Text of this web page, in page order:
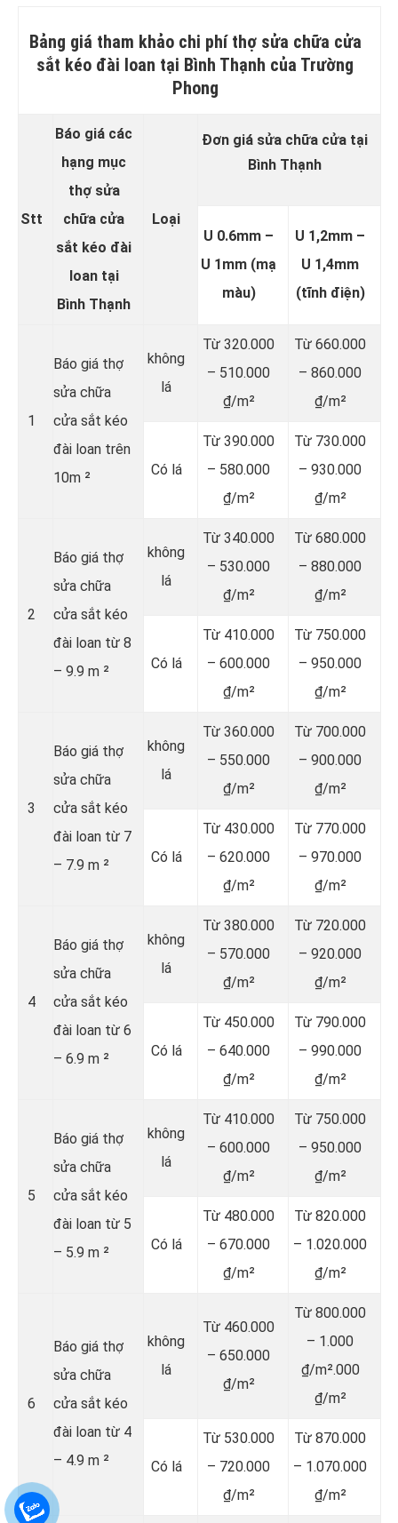
Bảng giá tham khảo chi phí thợ sửa chữa cửa
sắt kéo đài loan tại Bình Thạnh của Trường
Phong
Stt
Báo giá các
hạng mục
thợ sửa
chữa cửa
sắt kéo đài
loan tại
Bình Thạnh
Loại
Đơn giá sửa chữa cửa tại
Bình Thạnh
U 0.6mm –
U 1mm (mạ
màu)
U 1,2mm –
U 1,4mm
(tĩnh điện)
1
Báo giá thợ
sửa chữa
cửa sắt kéo
đài loan trên
10m ²
không
lá
Từ 320.000
– 510.000
₫/m²
Từ 660.000
– 860.000
₫/m²
Có lá
Từ 390.000
– 580.000
₫/m²
Từ 730.000
– 930.000
₫/m²
2
Báo giá thợ
sửa chữa
cửa sắt kéo
đài loan từ 8
– 9.9 m ²
không
lá
Từ 340.000
– 530.000
₫/m²
Từ 680.000
– 880.000
₫/m²
Có lá
Từ 410.000
– 600.000
₫/m²
Từ 750.000
– 950.000
₫/m²
3
Báo giá thợ
sửa chữa
cửa sắt kéo
đài loan từ 7
– 7.9 m ²
không
lá
Từ 360.000
– 550.000
₫/m²
Từ 700.000
– 900.000
₫/m²
Có lá
Từ 430.000
– 620.000
₫/m²
Từ 770.000
– 970.000
₫/m²
4
Báo giá thợ
sửa chữa
cửa sắt kéo
đài loan từ 6
– 6.9 m ²
không
lá
Từ 380.000
– 570.000
₫/m²
Từ 720.000
– 920.000
₫/m²
Có lá
Từ 450.000
– 640.000
₫/m²
Từ 790.000
– 990.000
₫/m²
5
Báo giá thợ
sửa chữa
cửa sắt kéo
đài loan từ 5
– 5.9 m ²
không
lá
Từ 410.000
– 600.000
₫/m²
Từ 750.000
– 950.000
₫/m²
Có lá
Từ 480.000
– 670.000
₫/m²
Từ 820.000
– 1.020.000
₫/m²
6
Báo giá thợ
sửa chữa
cửa sắt kéo
đài loan từ 4
– 4.9 m ²
không
lá
Từ 460.000
– 650.000
₫/m²
Từ 800.000
– 1.000
₫/m².000
₫/m²
Có lá
Từ 530.000
– 720.000
₫/m²
Từ 870.000
– 1.070.000
₫/m²